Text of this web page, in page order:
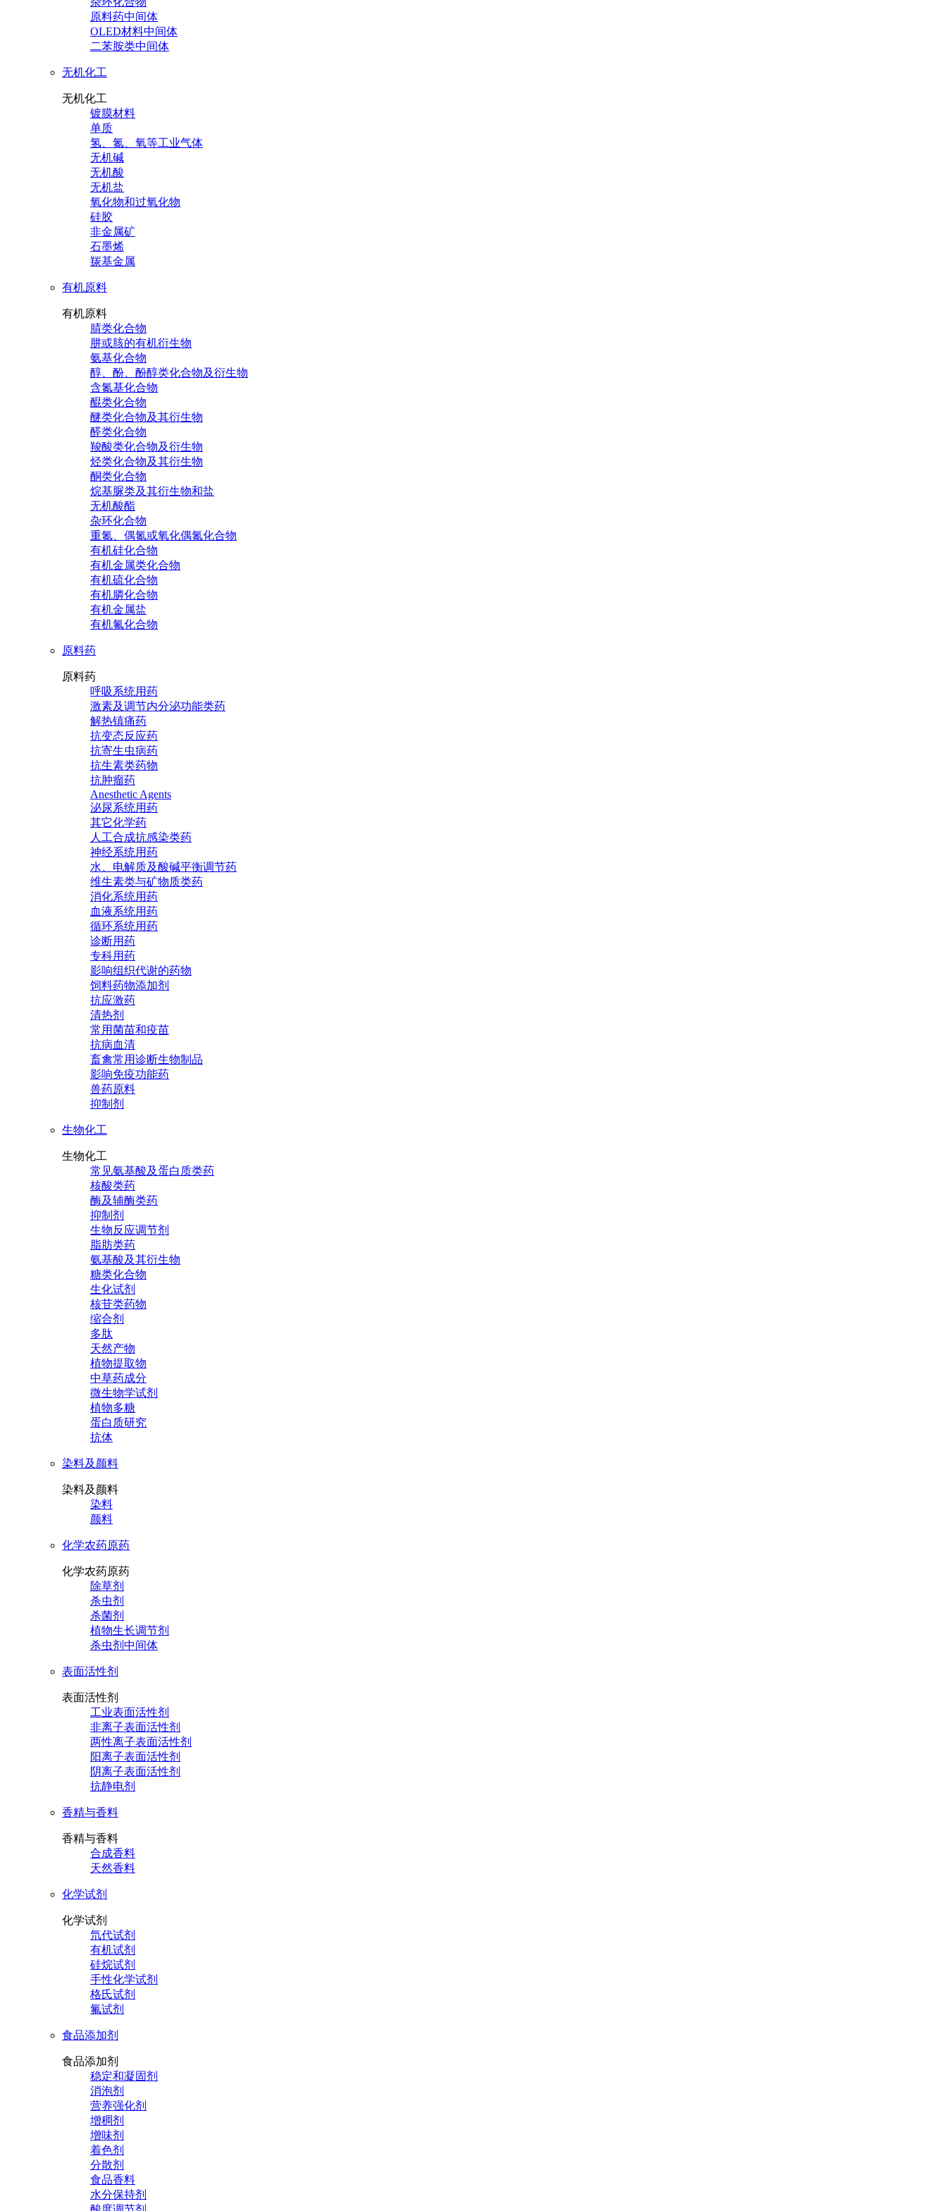
原料药中间体
OLED材料中间体
二苯胺类中间体
无机化工
无机化工
镀膜材料
单质
氢、氮、氧等工业气体
无机碱
无机酸
无机盐
氧化物和过氧化物
硅胶
非金属矿
石墨烯
羰基金属
有机原料
有机原料
腈类化合物
肼或胲的有机衍生物
氨基化合物
醇、酚、酚醇类化合物及衍生物
含氮基化合物
醌类化合物
醚类化合物及其衍生物
醛类化合物
羧酸类化合物及衍生物
烃类化合物及其衍生物
酮类化合物
烷基脲类及其衍生物和盐
无机酸酯
杂环化合物
重氮、偶氮或氧化偶氮化合物
有机硅化合物
有机金属类化合物
有机硫化合物
有机膦化合物
有机金属盐
有机氟化合物
原料药
原料药
呼吸系统用药
激素及调节内分泌功能类药
解热镇痛药
抗变态反应药
抗寄生虫病药
抗生素类药物
抗肿瘤药
Anesthetic Agents
泌尿系统用药
其它化学药
人工合成抗感染类药
神经系统用药
水、电解质及酸碱平衡调节药
维生素类与矿物质类药
消化系统用药
血液系统用药
循环系统用药
诊断用药
专科用药
影响组织代谢的药物
饲料药物添加剂
抗应激药
清热剂
常用菌苗和疫苗
抗病血清
畜禽常用诊断生物制品
影响免疫功能药
兽药原料
抑制剂
生物化工
生物化工
常见氨基酸及蛋白质类药
核酸类药
酶及辅酶类药
抑制剂
生物反应调节剂
脂肪类药
氨基酸及其衍生物
糖类化合物
生化试剂
核苷类药物
缩合剂
多肽
天然产物
植物提取物
中草药成分
微生物学试剂
植物多糖
蛋白质研究
抗体
染料及颜料
染料及颜料
染料
颜料
化学农药原药
化学农药原药
除草剂
杀虫剂
杀菌剂
植物生长调节剂
杀虫剂中间体
表面活性剂
表面活性剂
工业表面活性剂
非离子表面活性剂
两性离子表面活性剂
阳离子表面活性剂
阴离子表面活性剂
抗静电剂
香精与香料
香精与香料
合成香料
天然香料
化学试剂
化学试剂
氘代试剂
有机试剂
硅烷试剂
手性化学试剂
格氏试剂
氟试剂
食品添加剂
食品添加剂
稳定和凝固剂
消泡剂
营养强化剂
增稠剂
增味剂
着色剂
分散剂
食品香料
水分保持剂